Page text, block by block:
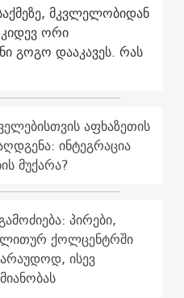
მკვლელობიდან
ორი
გოგო დააკავეს. რას
აფხაზეთის
ინტეგრაცია
მუქარა?
პირები,
ქოლცენტრში
ისევ